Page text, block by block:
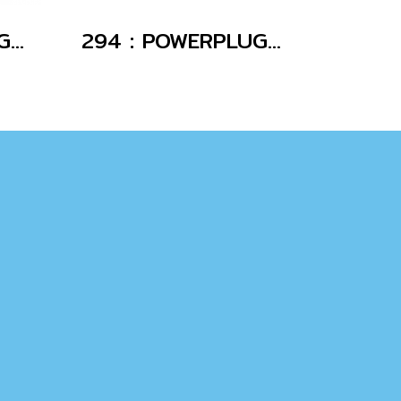
282 : POWERPLUG 3P+E 16A400Vผู้(IP67) 294 : POWERPLUG 3P+E 32A400Vผู้(IP67)